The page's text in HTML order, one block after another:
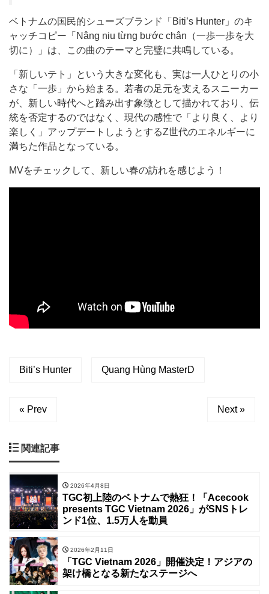
ベトナムの国民的シューズブランド「Biti’s Hunter」のキ
ャッチコピー「Nâng niu từng bước chân（一歩一歩を大
切に）」は、この曲のテーマと完璧に共鳴している。
「新しいテト」という大きな変化も、実は一人ひとりの小
さな「一歩」から始まる。若者の足元を支えるスニーカー
が、新しい時代へと踏み出す象徴として描かれており、伝
統を否定するのではなく、現代の感性で「より良く、より
楽しく」アップデートしようとするZ世代のエネルギーに
満ちた作品となっている。
MVをチェックして、新しい春の訪れを感じよう！
Biti’s Hunter Quang Hùng MasterD
« Prev Next »
関連記事
2026年4月8日
TGC初上陸のベトナムで熱狂！「Acecook
presents TGC Vietnam 2026」がSNSトレ
ンド1位、1.5万人を動員
2026年2月11日
「TGC Vietnam 2026」開催決定！アジアの
架け橋となる新たなステージへ